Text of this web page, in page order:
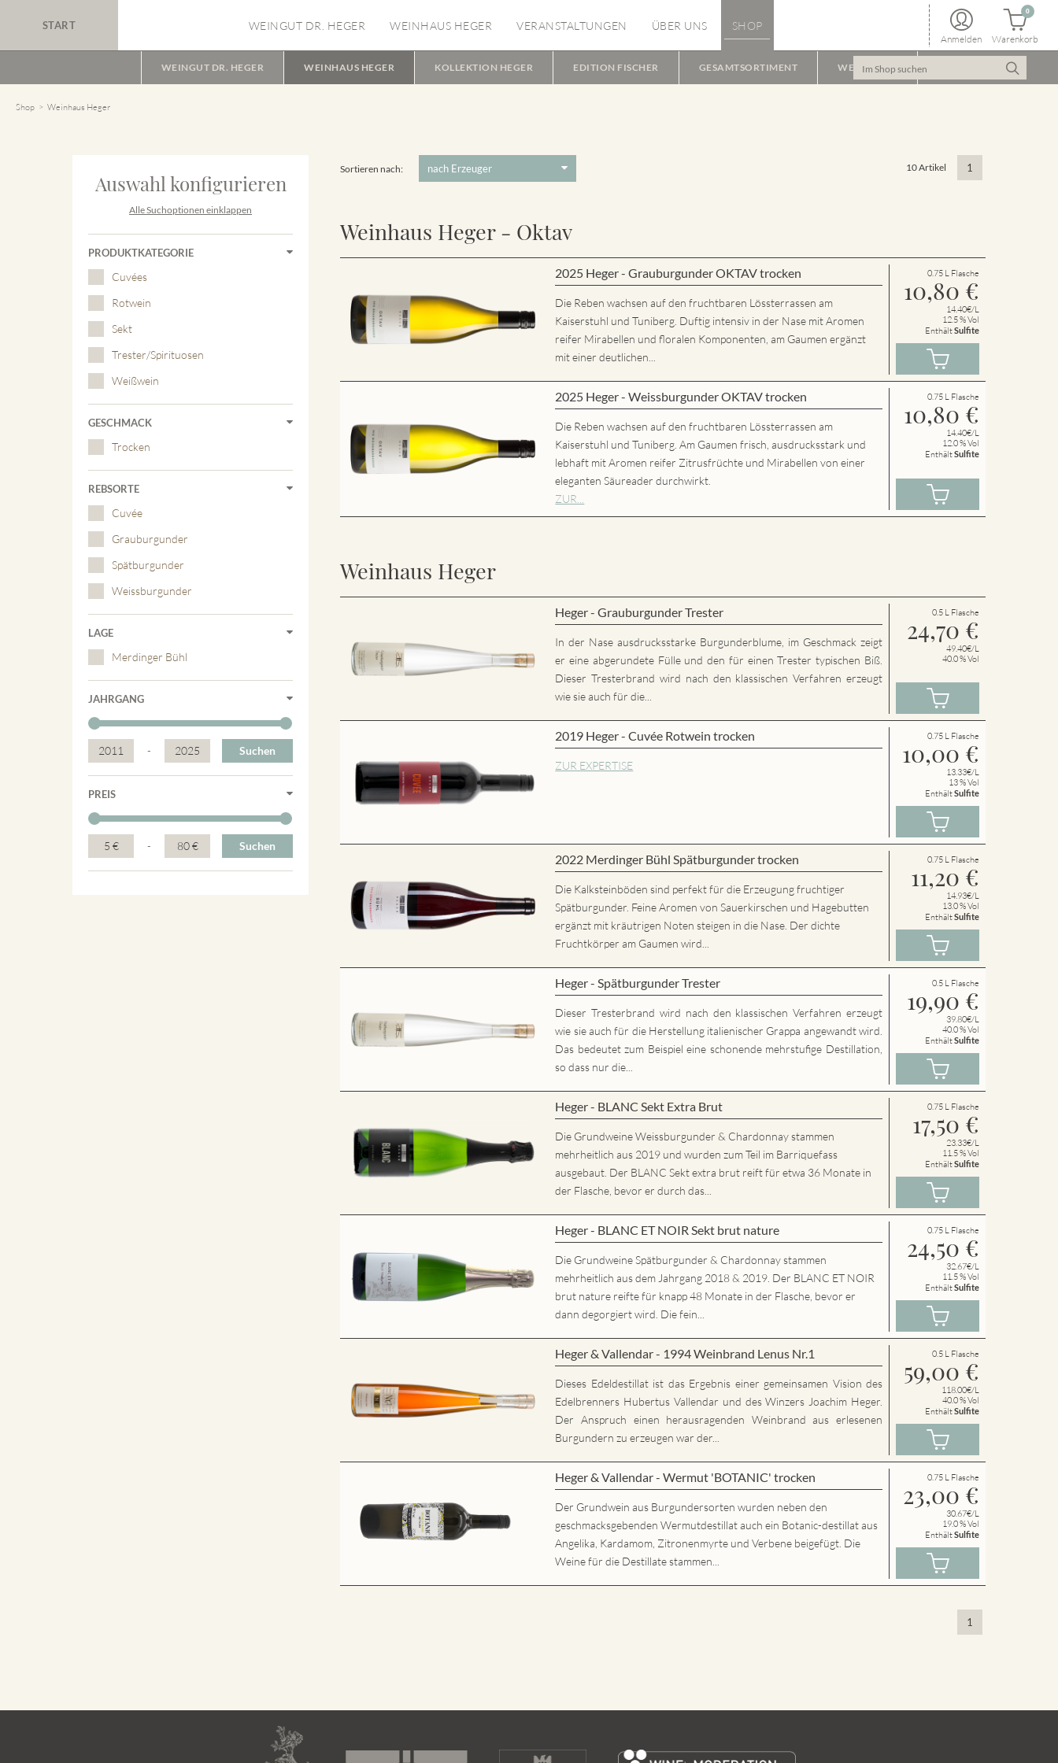
START WEINGUT DR. HEGER WEINHAUS HEGER VERANSTALTUNGEN ÜBER UNS SHOP
Anmelden Warenkorb
0
WEINGUT DR. HEGER WEINHAUS HEGER KOLLEKTION HEGER EDITION FISCHER GESAMTSORTIMENT WEINPAKET
Shop Weinhaus Heger
Auswahl konfigurieren
Alle Suchoptionen einklappen
PRODUKTKATEGORIE
Cuvées
Rotwein
Sekt
Trester/Spirituosen
Weißwein
GESCHMACK
Trocken
REBSORTE
Cuvée
Grauburgunder
Spätburgunder
Weissburgunder
LAGE
Merdinger Bühl
JAHRGANG
2011 - 2025 Suchen
PREIS
5 € - 80 € Suchen
Sortieren nach: 10 Artikel 1
Weinhaus Heger - Oktav
2025 Heger - Grauburgunder OKTAV trocken
Die Reben wachsen auf den fruchtbaren Lössterrassen am
Kaiserstuhl und Tuniberg. Duftig intensiv in der Nase mit Aromen
reifer Mirabellen und floralen Komponenten, am Gaumen ergänzt
mit einer deutlichen...
0.75 L Flasche
10,80 €
14.40€/L
12.5 % Vol
EnthältSulfite
2025 Heger - Weissburgunder OKTAV trocken
Die Reben wachsen auf den fruchtbaren Lössterrassen am
Kaiserstuhl und Tuniberg. Am Gaumen frisch, ausdrucksstark und
lebhaft mit Aromen reifer Zitrusfrüchte und Mirabellen von einer
eleganten Säureader durchwirkt.
ZUR...
0.75 L Flasche
10,80 €
14.40€/L
12.0 % Vol
EnthältSulfite
Weinhaus Heger
Heger - Grauburgunder Trester
In der Nase ausdrucksstarke Burgunderblume, im Geschmack zeigt
er eine abgerundete Fülle und den für einen Trester typischen Biß.
Dieser Tresterbrand wird nach den klassischen Verfahren erzeugt
wie sie auch für die...
0.5 L Flasche
24,70 €
49.40€/L
40.0 % Vol
2019 Heger - Cuvée Rotwein trocken
ZUR EXPERTISE
0.75 L Flasche
10,00 €
13.33€/L
13 % Vol
EnthältSulfite
2022 Merdinger Bühl Spätburgunder trocken
Die Kalksteinböden sind perfekt für die Erzeugung fruchtiger
Spätburgunder. Feine Aromen von Sauerkirschen und Hagebutten
ergänzt mit kräutrigen Noten steigen in die Nase. Der dichte
Fruchtkörper am Gaumen wird...
0.75 L Flasche
11,20 €
14.93€/L
13.0 % Vol
EnthältSulfite
Heger - Spätburgunder Trester
Dieser Tresterbrand wird nach den klassischen Verfahren erzeugt
wie sie auch für die Herstellung italienischer Grappa angewandt wird.
Das bedeutet zum Beispiel eine schonende mehrstufige Destillation,
so dass nur die...
0.5 L Flasche
19,90 €
39.80€/L
40.0 % Vol
EnthältSulfite
Heger - BLANC Sekt Extra Brut
Die Grundweine Weissburgunder & Chardonnay stammen
mehrheitlich aus 2019 und wurden zum Teil im Barriquefass
ausgebaut. Der BLANC Sekt extra brut reift für etwa 36 Monate in
der Flasche, bevor er durch das...
0.75 L Flasche
17,50 €
23.33€/L
11.5 % Vol
EnthältSulfite
Heger - BLANC ET NOIR Sekt brut nature
Die Grundweine Spätburgunder & Chardonnay stammen
mehrheitlich aus dem Jahrgang 2018 & 2019. Der BLANC ET NOIR
brut nature reifte für knapp 48 Monate in der Flasche, bevor er
dann degorgiert wird. Die fein...
0.75 L Flasche
24,50 €
32.67€/L
11.5 % Vol
EnthältSulfite
Heger & Vallendar - 1994 Weinbrand Lenus Nr.1
Dieses Edeldestillat ist das Ergebnis einer gemeinsamen Vision des
Edelbrenners Hubertus Vallendar und des Winzers Joachim Heger.
Der Anspruch einen herausragenden Weinbrand aus erlesenen
Burgundern zu erzeugen war der...
0.5 L Flasche
59,00 €
118.00€/L
40.0 % Vol
EnthältSulfite
Heger & Vallendar - Wermut 'BOTANIC' trocken
Der Grundwein aus Burgundersorten wurden neben den
geschmacksgebenden Wermutdestillat auch ein Botanic-destillat aus
Angelika, Kardamom, Zitronenmyrte und Verbene beigefügt. Die
Weine für die Destillate stammen...
0.75 L Flasche
23,00 €
30.67€/L
19.0 % Vol
EnthältSulfite
1